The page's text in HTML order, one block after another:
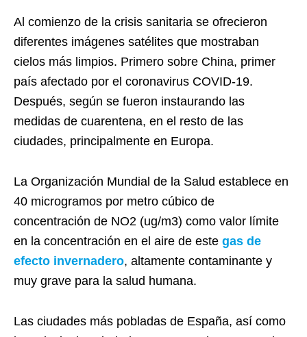
Al comienzo de la crisis sanitaria se ofrecieron
diferentes imágenes satélites que mostraban
cielos más limpios. Primero sobre China, primer
país afectado por el coronavirus COVID-19.
Después, según se fueron instaurando las
medidas de cuarentena, en el resto de las
ciudades, principalmente en Europa.
La Organización Mundial de la Salud establece en
40 microgramos por metro cúbico de
concentración de NO2 (ug/m3) como valor límite
en la concentración en el aire de este gas de
efecto invernadero, altamente contaminante y
muy grave para la salud humana.
Las ciudades más pobladas de España, así como